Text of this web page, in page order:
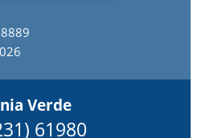
Verde
61980